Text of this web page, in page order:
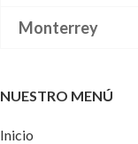
Monterrey
NUESTRO MENÚ
Inicio